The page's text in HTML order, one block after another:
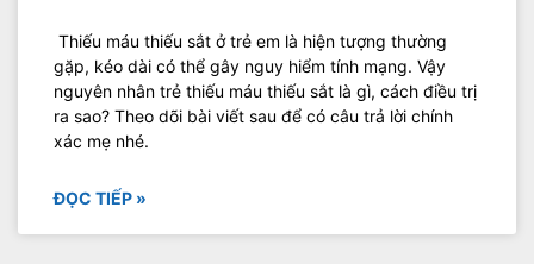
Thiếu máu thiếu sắt ở trẻ em là hiện tượng thường
gặp, kéo dài có thể gây nguy hiểm tính mạng. Vậy
nguyên nhân trẻ thiếu máu thiếu sắt là gì, cách điều trị
ra sao? Theo dõi bài viết sau để có câu trả lời chính
xác mẹ nhé.
ĐỌC TIẾP »